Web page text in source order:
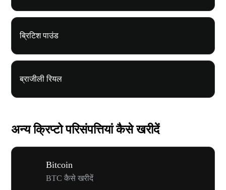
ब्रिटिश पाउंड
ब्राजीली रियल
अन्य क्रिप्टो परिसंपत्तियां कैसे खरीदें
Bitcoin
BTC कैसे खरीदें